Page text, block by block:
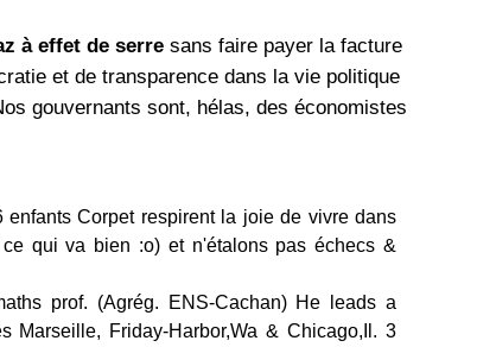
à effet de serre sans faire payer la facture
et de transparence dans la vie politique
gouvernants sont, hélas, des économistes
Corpet respirent la joie de vivre dans
qui va bien :o) et n'étalons pas échecs &
prof. (Agrég. ENS-Cachan) He leads a
Marseille, Friday-Harbor,Wa & Chicago,Il. 3